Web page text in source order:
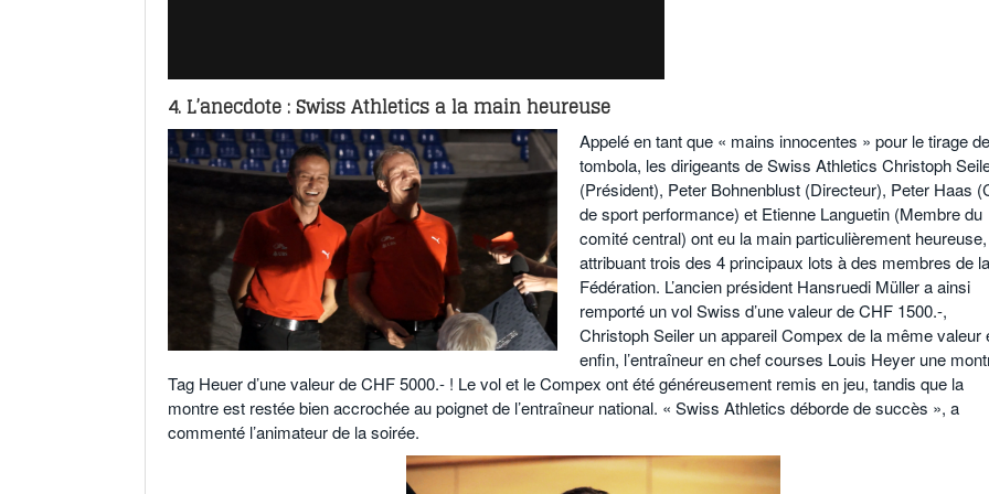
4. L’anecdote : Swiss Athletics a la main heureuse
Appelé en tant que « mains innocentes » pour le tirage
tombola, les dirigeants de Swiss Athletics Christoph
(Président), Peter Bohnenblust (Directeur), Peter Haas
de sport performance) et Etienne Languetin (Membre du
comité central) ont eu la main particulièrement heureuse,
attribuant trois des 4 principaux lots à des membres de la
Fédération. L’ancien président Hansruedi Müller a ainsi
remporté un vol Swiss d’une valeur de CHF 1500.-,
Christoph Seiler un appareil Compex de la même valeur
enfin, l’entraîneur en chef courses Louis Heyer une
Tag Heuer d’une valeur de CHF 5000.- ! Le vol et le Compex ont été généreusement remis en jeu, tandis que la
montre est restée bien accrochée au poignet de l’entraîneur national. « Swiss Athletics déborde de succès », a
commenté l’animateur de la soirée.